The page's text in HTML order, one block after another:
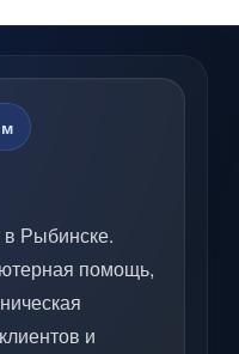
Рыбинске.
помощь,
и